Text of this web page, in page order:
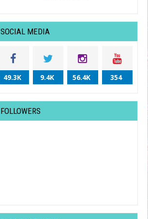
SOCIAL MEDIA
49.3K 9.4K 56.4K 354
FOLLOWERS